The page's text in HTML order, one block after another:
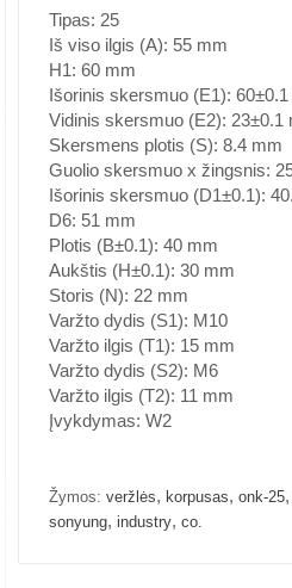
Tipas: 25
Iš viso ilgis (A): 55 mm
H1: 60 mm
Išorinis skersmuo (E1):
Vidinis skersmuo (E2): 23±0.1
Skersmens plotis (S): 8.4 mm
Guolio skersmuo x žingsnis:
Išorinis skersmuo (D1±0.1):
D6: 51 mm
Plotis (B±0.1): 40 mm
Aukštis (H±0.1): 30 mm
Storis (N): 22 mm
Varžto dydis (S1): M10
Varžto ilgis (T1): 15 mm
Varžto dydis (S2): M6
Varžto ilgis (T2): 11 mm
Įvykdymas: W2
Žymos: veržlės, korpusas, onk-25,
sonyung, industry, co.